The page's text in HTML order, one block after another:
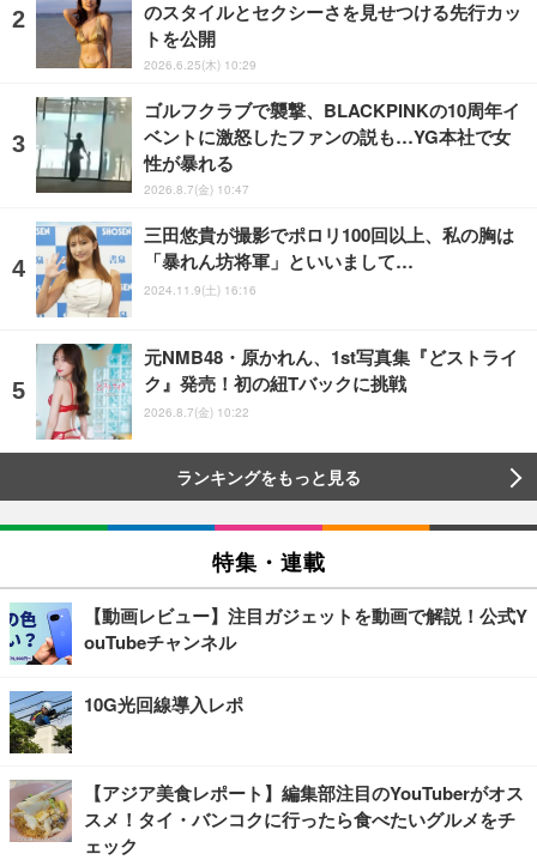
のスタイルとセクシーさを見せつける先行カッ
トを公開
2026.6.25(木) 10:29
ゴルフクラブで襲撃、BLACKPINKの10周年イ
ベントに激怒したファンの説も…YG本社で女
性が暴れる
2026.8.7(金) 10:47
三田悠貴が撮影でポロリ100回以上、私の胸は
「暴れん坊将軍」といいまして…
2024.11.9(土) 16:16
元NMB48・原かれん、1st写真集『どストライ
ク』発売！初の紐Tバックに挑戦
2026.8.7(金) 10:22
ランキングをもっと見る
特集・連載
【動画レビュー】注目ガジェットを動画で解説！公式Y
ouTubeチャンネル
10G光回線導入レポ
【アジア美食レポート】編集部注目のYouTuberがオス
スメ！タイ・バンコクに行ったら食べたいグルメをチ
ェック